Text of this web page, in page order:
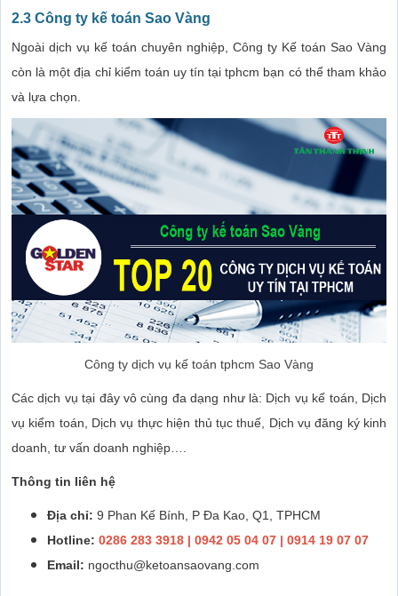
2.3 Công ty kế toán Sao Vàng
Ngoài dịch vụ kế toán chuyên nghiệp, Công ty Kế toán Sao Vàng
còn là một địa chỉ kiểm toán uy tín tại tphcm bạn có thể tham khảo
và lựa chọn.
Công ty dịch vụ kế toán tphcm Sao Vàng
Các dịch vụ tại đây vô cùng đa dạng như là: Dịch vụ kế toán, Dịch
vụ kiểm toán, Dịch vụ thực hiện thủ tục thuế, Dịch vụ đăng ký kinh
doanh, tư vấn doanh nghiệp….
Thông tin liên hệ
Địa chỉ: 9 Phan Kế Bính, P Đa Kao, Q1, TPHCM
Hotline: 0286 283 3918 | 0942 05 04 07 | 0914 19 07 07
Email: ngocthu@ketoansaovang.com